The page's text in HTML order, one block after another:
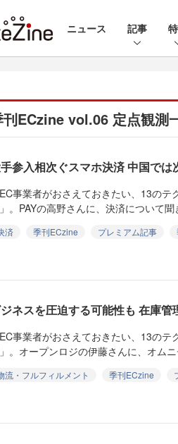
ニュース 記事
刊ECzine vol.06 定点観測
参入相次ぐスマホ決済 中国では
事業者がおさえておきたい、13のテ
。PAYの高野さんに、決済について
済 季刊ECzine プレミアム記事
ネスを圧迫する可能性も 在庫管
事業者がおさえておきたい、13のテ
。オープンロジの伊藤さんに、オム
流・フルフィルメント 季刊ECzine